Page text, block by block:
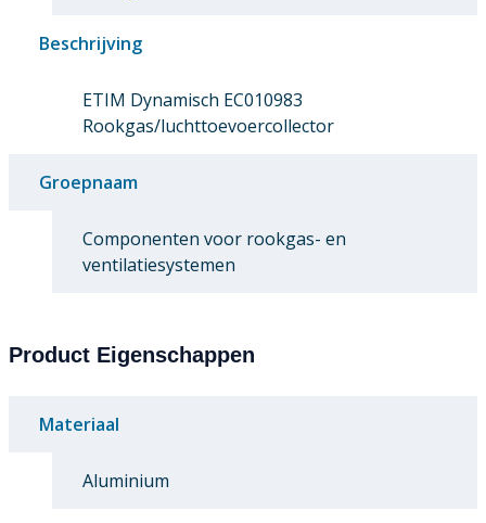
Beschrijving
ETIM Dynamisch EC010983
Rookgas/luchttoevoercollector
Groepnaam
Componenten voor rookgas- en
ventilatiesystemen
Product Eigenschappen
Materiaal
Aluminium